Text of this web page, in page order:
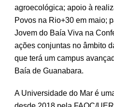
agroecológica; apoio à
Povos na Rio+30 em maio;
Jovem do Baía Viva na
ações conjuntas no âmbito
que terá um campus
Baía de Guanabara.
A Universidade do Mar é